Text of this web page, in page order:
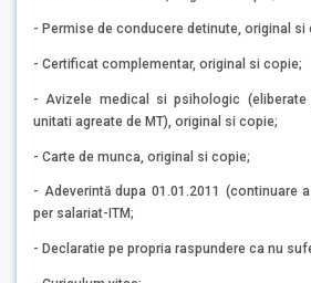
- Permise de conducere detinute, original si
- Certificat complementar, original si copie;
- Avizele medical si psihologic (eliberate
unitati agreate de MT), original si copie;
- Carte de munca, original si copie;
- Adeverintă dupa 01.01.2011 (continuare
per salariat-ITM;
- Declaratie pe propria raspundere ca nu